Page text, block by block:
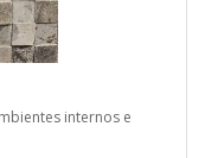
internos e